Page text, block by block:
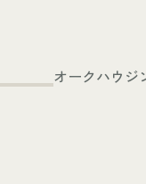
オークハウジ